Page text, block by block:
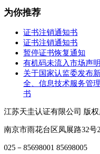
为你推荐
证书注销通知书
证书注销通知书
暂停证书恢复通知
有机码未流入市场声明
关于国家认监委发布
全、信息技术服务管
书
江苏天圭认证有限公司 版权
南京市雨花台区凤展路32号
025－85698001 85698005